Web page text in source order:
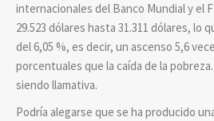
internacionales del Banco Mundial y el
29.523 dólares hasta 31.311 dólares, lo
del 6,05 %, es decir, un ascenso 5,6
porcentuales que la caída de la
siendo llamativa.
Podría alegarse que se ha producido